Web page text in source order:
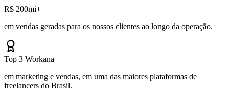
R$ 200mi+
em vendas geradas para os nossos clientes ao longo da operação.
Top 3 Workana
em marketing e vendas, em uma das maiores plataformas de
freelancers do Brasil.